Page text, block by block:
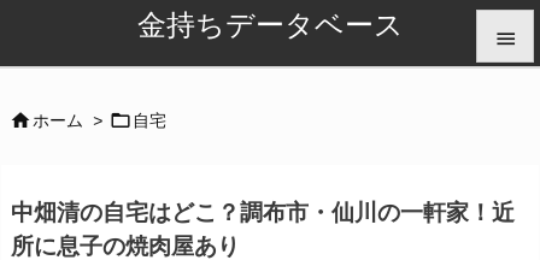
金持ちデータベース 

ホーム >  自宅
中畑清の自宅はどこ？調布市・仙川の一軒家！近
所に息子の焼肉屋あり